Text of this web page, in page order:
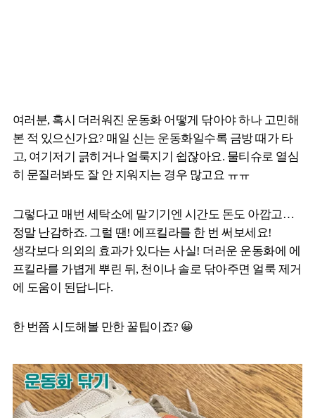
여러분, 혹시 더러워진 운동화 어떻게 닦아야 하나 고민해
본 적 있으신가요? 매일 신는 운동화일수록 금방 때가 타
고, 여기저기 긁히거나 얼룩지기 쉽잖아요. 물티슈로 열심
히 문질러봐도 잘 안 지워지는 경우 많고요 ㅠㅠ
그렇다고 매번 세탁소에 맡기기엔 시간도 돈도 아깝고…
정말 난감하죠. 그럴 땐! 에프킬라를 한 번 써보세요!
생각보다 의외의 효과가 있다는 사실! 더러운 운동화에 에
프킬라를 가볍게 뿌린 뒤, 천이나 솔로 닦아주면 얼룩 제거
에 도움이 된답니다.
한 번쯤 시도해볼 만한 꿀팁이죠? 😀